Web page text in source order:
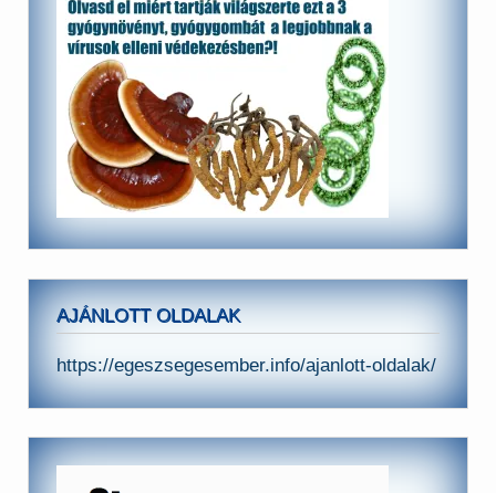
AJÁNLOTT OLDALAK
https://egeszsegesember.info/ajanlott-oldalak/